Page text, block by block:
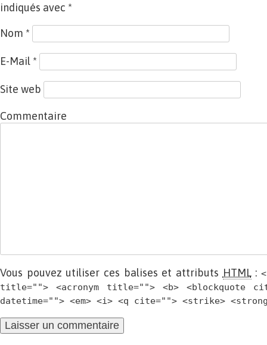
indiqués avec *
Nom *
E-Mail *
Site web
Commentaire
Vous pouvez utiliser ces balises et attributs HTML:
title=""> <acronym title=""> <b> <blockquote
datetime=""> <em> <i> <q cite=""> <strike>